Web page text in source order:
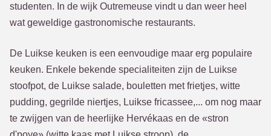
studenten. In de wijk Outremeuse vindt u dan weer heel
wat geweldige gastronomische restaurants.
De Luikse keuken is een eenvoudige maar erg populaire
keuken. Enkele bekende specialiteiten zijn de Luikse
stoofpot, de Luikse salade, bouletten met frietjes, witte
pudding, gegrilde niertjes, Luikse fricassee,... om nog maar
te zwijgen van de heerlijke Hervékaas en de «stron